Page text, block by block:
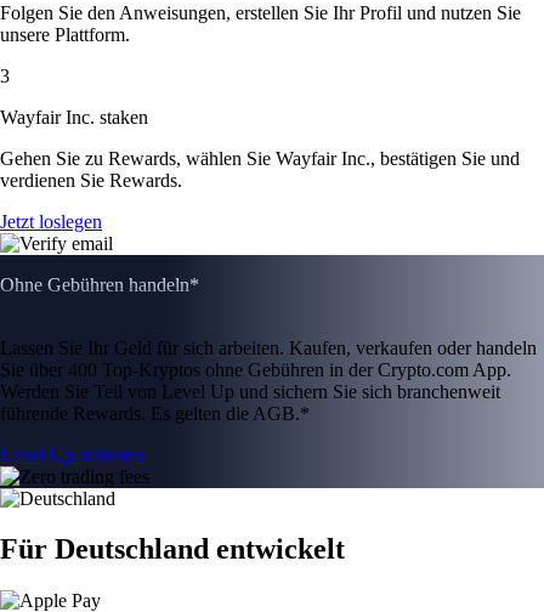
Folgen Sie den Anweisungen, erstellen Sie Ihr Profil und nutzen Sie
unsere Plattform.
3
Wayfair Inc. staken
Gehen Sie zu Rewards, wählen Sie Wayfair Inc., bestätigen Sie und
verdienen Sie Rewards.
Jetzt loslegen
Ohne Gebühren handeln*
Lassen Sie Ihr Geld für sich arbeiten. Kaufen, verkaufen oder handeln
Sie über 400 Top-Kryptos ohne Gebühren in der Crypto.com App.
Werden Sie Teil von Level Up und sichern Sie sich branchenweit
führende Rewards. Es gelten die AGB.*
Level Up beitreten
Für Deutschland entwickelt